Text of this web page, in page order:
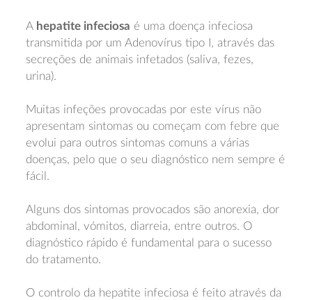
A hepatite infeciosa é uma doença infeciosa
transmitida por um Adenovírus tipo I, através das
secreções de animais infetados (saliva, fezes,
urina).
Muitas infeções provocadas por este vírus não
apresentam sintomas ou começam com febre que
evolui para outros sintomas comuns a várias
doenças, pelo que o seu diagnóstico nem sempre é
fácil.
Alguns dos sintomas provocados são anorexia, dor
abdominal, vómitos, diarreia, entre outros. O
diagnóstico rápido é fundamental para o sucesso
do tratamento.
O controlo da hepatite infeciosa é feito através da